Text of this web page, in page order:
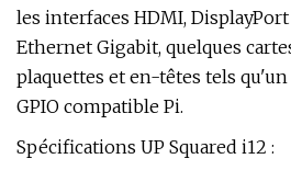
les interfaces HDMI,
Ethernet Gigabit, quelques
plaquettes et en-têtes tels
GPIO compatible Pi.
Spécifications UP Squared i12 :